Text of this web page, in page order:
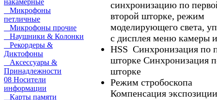
накамерные
Микрофоны
петличные
Микрофоны прочие
Наушники & Колонки
Рекордеры &
Диктофоны
Аксессуары &
Принадлежности
08 Носители
информации
Карты памяти
синхронизацию по
второй шторке, режим
моделирующего света,
с дисплея меню камеры
HSS Синхронизация по
шторке Синхронизация
шторке
Режим стробоскопа
Компенсация экспозиции